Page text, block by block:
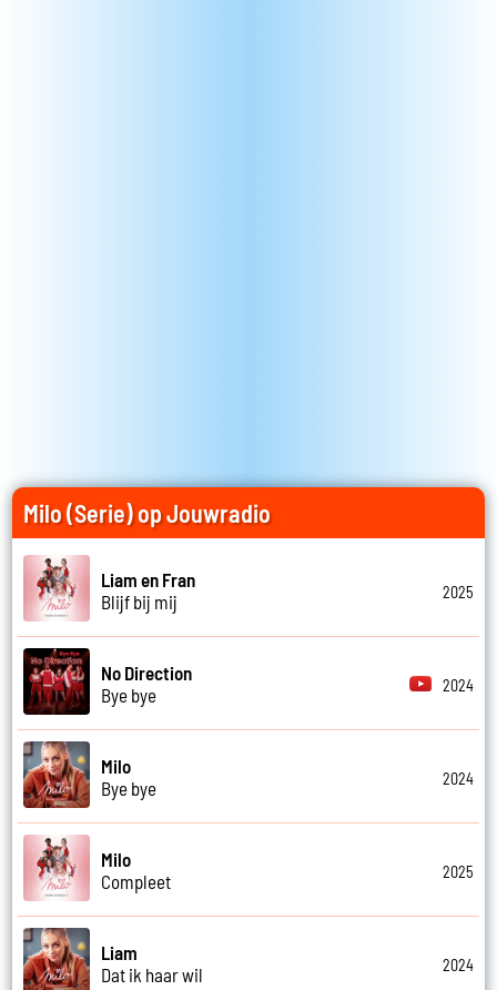
Milo (Serie) op Jouwradio
Liam en Fran
Blijf bij mij
2025
No Direction
Bye bye
2024
Milo
Bye bye
2024
Milo
Compleet
2025
Liam
Dat ik haar wil
2024